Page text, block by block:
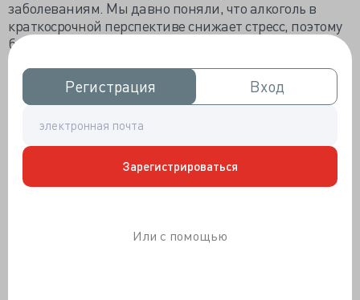
Регистрация
Регистрация Вход
Вход
Зарегистрироваться
Или с помощью
заболеваниям. Мы давно поняли, что алкоголь в
краткосрочной перспективе снижает стресс, поэтому
была выдвинута гипотеза, что, возможно, алкоголь
длительно воздействует на эти стрессовые системы, и
это может объяснить его сердечно-сосудистые
эффекты».
В исследовании приняли участие примерно 53 000
Массачусетского биобанка имени генерала Бригама.
Исследователи сначала оценили взаимосвязь между
легким и умеренным потреблением алкоголя и
сосудистыми событиями после корректировки на ряд
генетических, клинических и социально-